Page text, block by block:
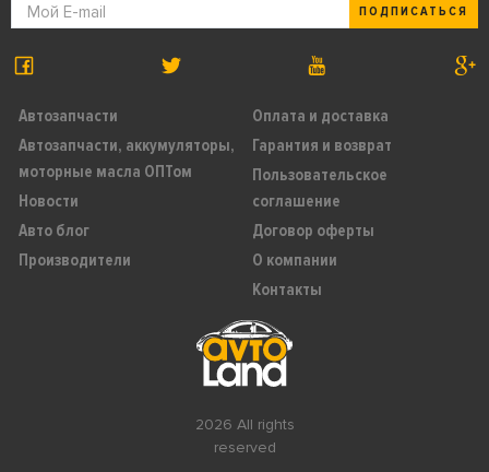
2026 All rights
reserved
Автозапчасти
Автозапчасти, аккумуляторы,
моторные масла ОПТом
Новости
Авто блог
Производители
Оплата и доставка
Гарантия и возврат
Пользовательское
соглашение
Договор оферты
О компании
Контакты
ПОДПИСАТЬСЯ